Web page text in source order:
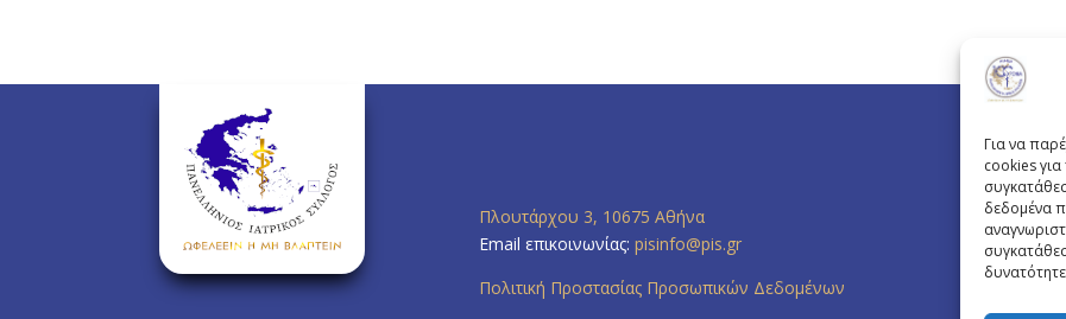
Για να
cookies
δεδομένα
Πλουτάρχου 3, 10675 Αθήνα
Email επικοινωνίας:pisinfo@pis.gr
Πολιτική Προστασίας Προσωπικών Δεδομένων